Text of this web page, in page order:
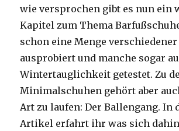
Arbeit
wie versprochen gibt es nun ein
Kapitel zum Thema
schon eine Menge
ausprobiert und manche sogar
Wintertauglichkeit getestet. Zu
Minimalschuhen gehört aber
Art zu laufen: Der Ballengang. In
Artikel erfahrt ihr was sich